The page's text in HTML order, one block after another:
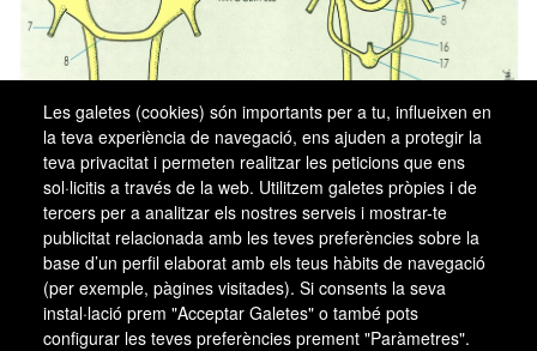
Parts principals del cervell dels artròpodes
aràcnids (A) i insectes (B):1i2nervis dels
ocel·les,3i4centres visuals primaris i
secundaris,5cossos pedunculats,6cos
central,7nervis del tritocervell,8comissura
tritocerebral,9inici del collar periesofàgic,10
ulls compostos,11làmines ganglionars del
Les galetes (cookies) són importants per a tu, influeixen en
la teva experiència de navegació, ens ajuden a protegir la
teva privacitat i permeten realitzar les peticions que ens
sol·licitis a través de la web. Utilitzem galetes pròpies i de
tercers per a analitzar els nostres serveis i mostrar-te
publicitat relacionada amb les teves preferències sobre la
base d’un perfil elaborat amb els teus hàbits de navegació
(per exemple, pàgines visitades). Si consents la seva
instal·lació prem "Acceptar Galetes" o també pots
configurar les teves preferències prement "Paràmetres".